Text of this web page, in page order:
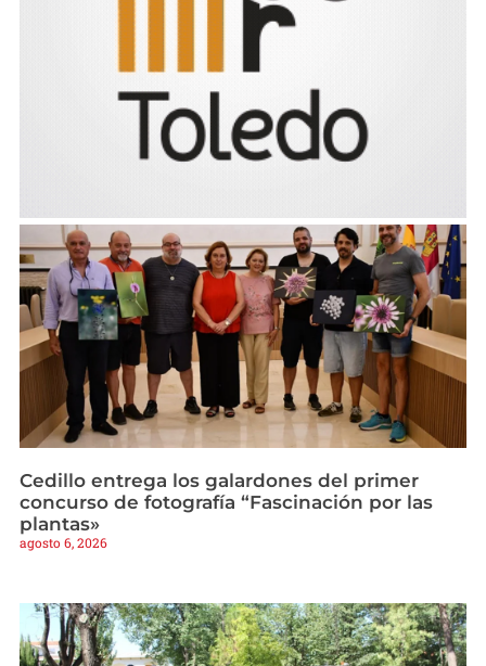
Cedillo entrega los galardones del primer
concurso de fotografía “Fascinación por las
plantas»
agosto 6, 2026